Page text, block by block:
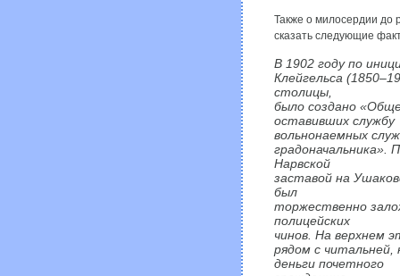
Также о милосердии до
сказать следующие
В 1902 году по
Клейгельса
столицы,
было создано
оставивших службу
вольнонаемных
градоначальника».
Нарвской
заставой на
был
торжественно
полицейских
чинов. На верхнем
рядом с читальней,
деньги почетного